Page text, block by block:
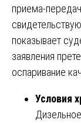
приема-
показывает
заявления
оспаривание
Условия